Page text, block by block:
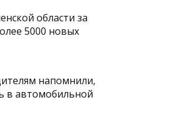
области за
5000 новых
напомнили,
в автомобильной